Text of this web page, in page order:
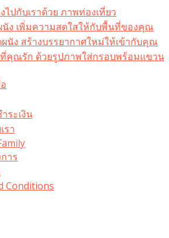
ไปกับเราด้วย ภาพท่องเที่ยว
นัง เพิ่มความสดใสให้กับพื้นที่ของคุณ
นัง สร้างบรรยากาศใหม่ให้เข้ากับคุณ
คุณรัก ด้วยรูปภาพใส่กรอบพร้อมแขวน​
ระเงิน
รา
าร
Conditions